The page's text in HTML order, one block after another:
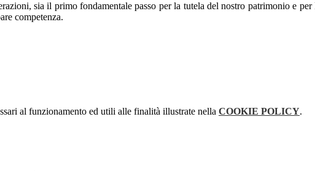
sia il primo fondamentale passo per la tutela del nostro patrimonio e
competenza.
al funzionamento ed utili alle finalità illustrate nella COOKIE POLICY.